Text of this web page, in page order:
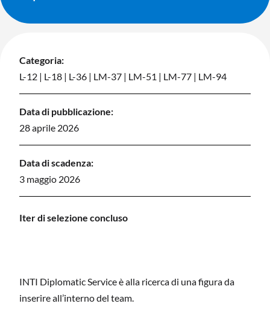
Categoria:
L-12 | L-18 | L-36 | LM-37 | LM-51 | LM-77 | LM-94
Data di pubblicazione:
28 aprile 2026
Data di scadenza:
3 maggio 2026
Iter di selezione concluso
INTI Diplomatic Service è alla ricerca di una figura da
inserire all’interno del team.